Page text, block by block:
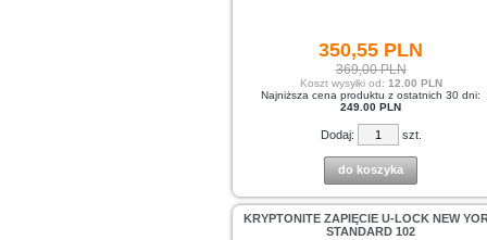
350,55 PLN
369,00 PLN
Koszt wysyłki od: 12.00 PLN
Najniższa cena produktu z ostatnich 30 dni:
249.00 PLN
Dodaj: szt.
do koszyka
KRYPTONITE ZAPIĘCIE U-LOCK NEW
STANDARD 102